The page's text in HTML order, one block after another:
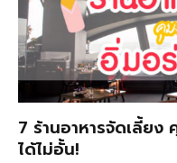
7 ร้านอาหารจัดเลี้ย
ได้ไม่อั้น!